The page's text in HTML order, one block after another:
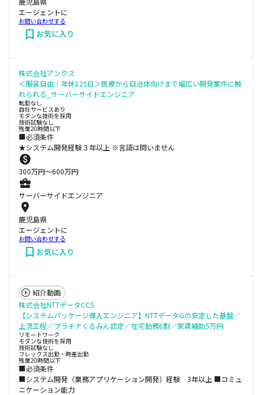
エージェントに
お問い合わせする
お気に入り
株式会社アンクス
＜服装自由｜年休125日＞医療から自治体向けまで幅広い開発案件に触
れられる_サーバーサイドエンジニア
転勤なし
自社サービスあり
モダンな技術を採用
技術試験なし
残業20時間以下
■必須条件
★システム開発経験３年以上 ※言語は問いません
300万円〜600万円
サーバーサイドエンジニア
鹿児島県
エージェントに
お問い合わせする
お気に入り
紹介動画
株式会社NTTデータCCS
【システムパッケージ導入エンジニア】NTTデータGの安定した基盤／
上流工程／プラチナくるみん認定／在宅勤務6割／家賃補助5万円
リモートワーク
モダンな技術を採用
技術試験なし
フレックス出勤・時差出勤
残業20時間以下
■必須条件
■システム開発（業務アプリケーション開発）経験 3年以上 ■コミュ
ニケーション能力